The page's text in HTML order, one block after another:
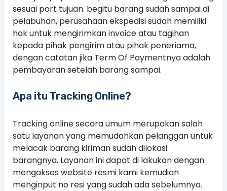
sesuai port tujuan. begitu barang sudah sampai di
pelabuhan, perusahaan ekspedisi sudah memiliki
hak untuk mengirimkan invoice atau tagihan
kepada pihak pengirim atau pihak peneriama,
dengan catatan jika Term Of Paymentnya adalah
pembayaran setelah barang sampai.
Apa itu Tracking Online?
Tracking online secara umum merupakan salah
satu layanan yang memudahkan pelanggan untuk
melacak barang kiriman sudah dilokasi
barangnya. Layanan ini dapat di lakukan dengan
mengakses website resmi kami kemudian
menginput no resi yang sudah ada sebelumnya.